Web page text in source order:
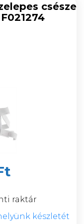
csésze
raktár
készletét